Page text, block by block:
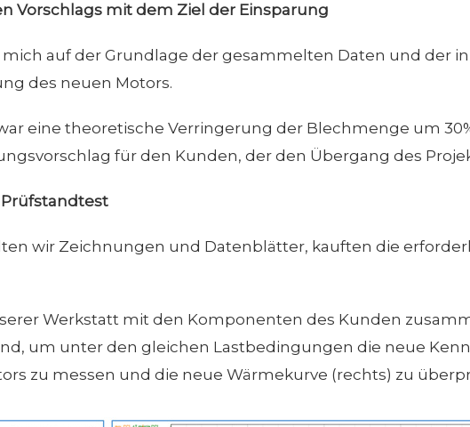
Vorschlags mit dem Ziel der Einsparung
mich auf der Grundlage der gesammelten Daten und der
des neuen Motors.
eine theoretische Verringerung der Blechmenge um
für den Kunden, der den Übergang des
wir Zeichnungen und Datenblätter, kauften die
Werkstatt mit den Komponenten des Kunden
um unter den gleichen Lastbedingungen die neue
zu messen und die neue Wärmekurve (rechts) zu